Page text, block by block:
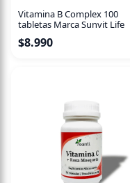
Vitamina B Complex 100
tabletas Marca Sunvit Life
$8.990